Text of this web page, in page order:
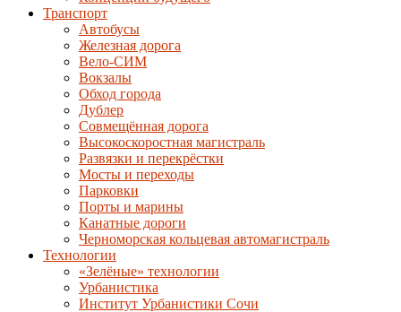
Транспорт
Автобусы
Железная дорога
Вело-СИМ
Вокзалы
Обход города
Дублер
Совмещённая дорога
Высокоскоростная магистраль
Развязки и перекрёстки
Мосты и переходы
Парковки
Порты и марины
Канатные дороги
Черноморская кольцевая автомагистраль
Технологии
«Зелёные» технологии
Урбанистика
Институт Урбанистики Сочи